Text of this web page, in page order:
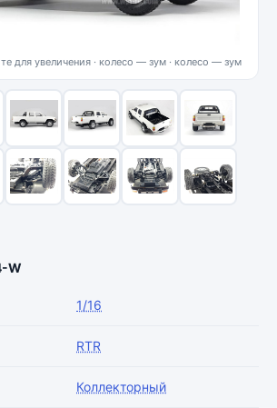
для увеличения · колесо — зум
W
1/16
RTR
Коллекторный